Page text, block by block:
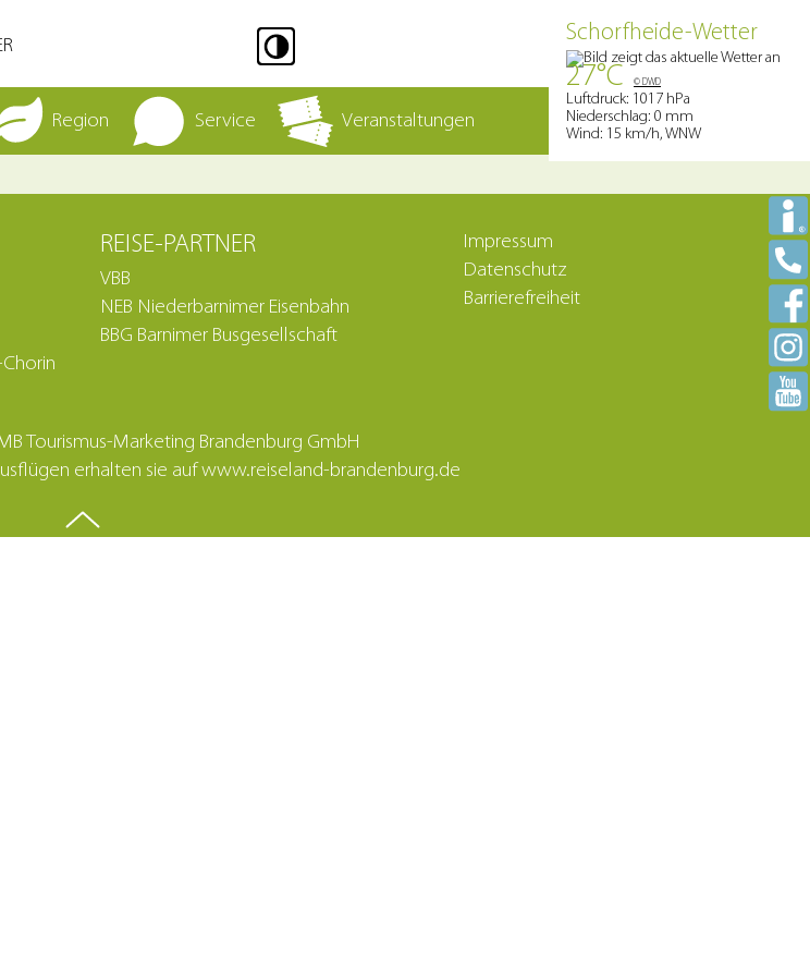
Region Service Veranstaltungen
Schorfheide-Wetter
27°C © DWD
Luftdruck: 1017 hPa
Niederschlag: 0 mm
Wind: 15 km/h, WNW
REISE-PARTNER
VBB
NEB Niederbarnimer Eisenbahn
BBG Barnimer Busgesellschaft
Impressum
Datenschutz
Barrierefreiheit
Tourismus-Marketing Brandenburg GmbH
erhalten sie auf www.reiseland-brandenburg.de